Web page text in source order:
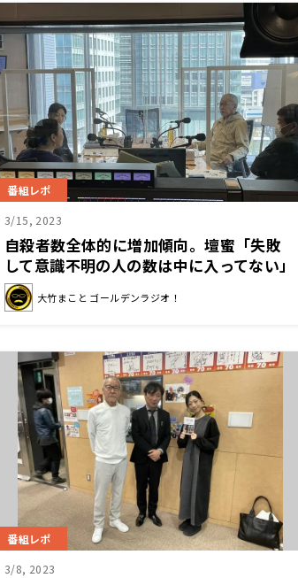
番組レポ
3/15, 2023
自殺者数全体的に増加傾向。壇蜜「失敗
して意識不明の人の数は中に入ってない」
大竹まこと ゴールデンラジオ！
番組レポ
3/8, 2023